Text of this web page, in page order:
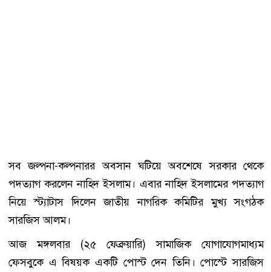
সব জল্পনা-কল্পনারর অবসান ঘটিয়ে অবশেষে সরকার থেকে
পদত্যাগ করলেন নাহিদ ইসলাম। এবার নাহিদ ইসলামের পদত্যাগ
নিয়ে স্ট্যাটাস দিলেন জাতীয় নাগরিক কমিটির মুখ্য সংগঠক
সারজিস আলম।
আজ মঙ্গলবার (২৫ ফেব্রুয়ারি) সামাজিক যোগাযোগমাধ্যম
ফেসবুকে এ বিষয়ক একটি পোস্ট দেন তিনি। পোস্টে সারজিস